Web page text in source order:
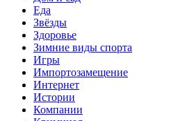
Еда
Звёзды
Здоровье
Зимние виды спорта
Игры
Импортозамещение
Интернет
Истории
Компании